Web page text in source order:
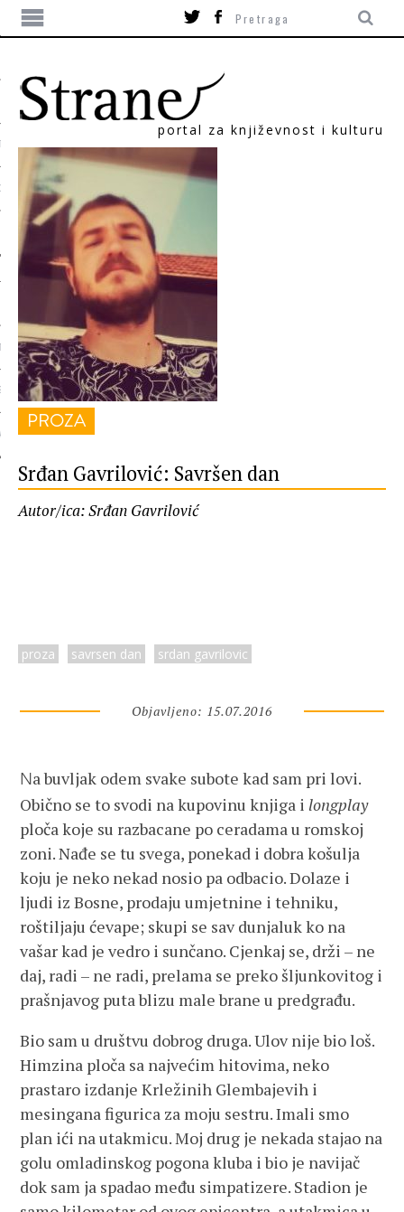
portal za književnost i kulturu
PROZA
Srđan Gavrilović: Savršen dan
Autor/ica: Srđan Gavrilović
proza savrsen dan srdan gavrilovic
Objavljeno: 15.07.2016
N a buvljak odem svake subote kad sam pri lovi.
Obično se to svodi na kupovinu knjiga i longplay
ploča koje su razbacane po ceradama u romskoj
zoni. Nađe se tu svega, ponekad i dobra košulja
koju je neko nekad nosio pa odbacio. Dolaze i
ljudi iz Bosne, prodaju umjetnine i tehniku,
roštiljaju ćevape; skupi se sav dunjaluk ko na
vašar kad je vedro i sunčano. Cjenkaj se, drži – ne
daj, radi – ne radi, prelama se preko šljunkovitog i
prašnjavog puta blizu male brane u predgrađu.
Bio sam u društvu dobrog druga. Ulov nije bio loš.
Himzina ploča sa najvećim hitovima, neko
prastaro izdanje Krležinih Glembajevih i
mesingana figurica za moju sestru. Imali smo
plan ići na utakmicu. Moj drug je nekada stajao na
golu omladinskog pogona kluba i bio je navijač
dok sam ja spadao među simpatizere. Stadion je